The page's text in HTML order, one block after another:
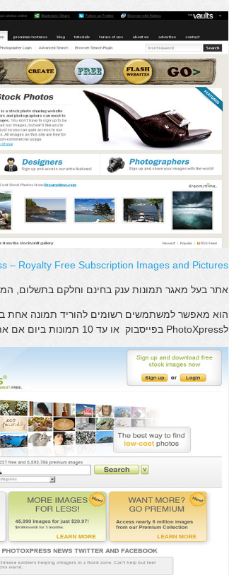
– Royalty Free Subscription Images and Pictures
אתר בעל מאגר תמונות ענק בחינם וחלקם בתשלום,
לPhotoXpress בפייסבוק או עד 10 תמונות ביום אם אתם משתפים את הפרטים האישיים שלכם.